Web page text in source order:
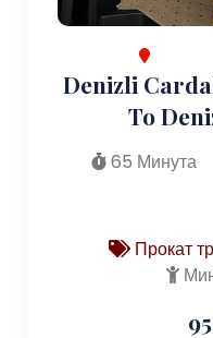
Denizli
To
65 Минута
Прокат